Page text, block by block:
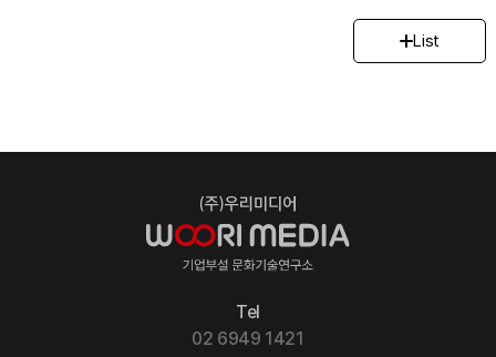
List
Tel
02 6949 1421